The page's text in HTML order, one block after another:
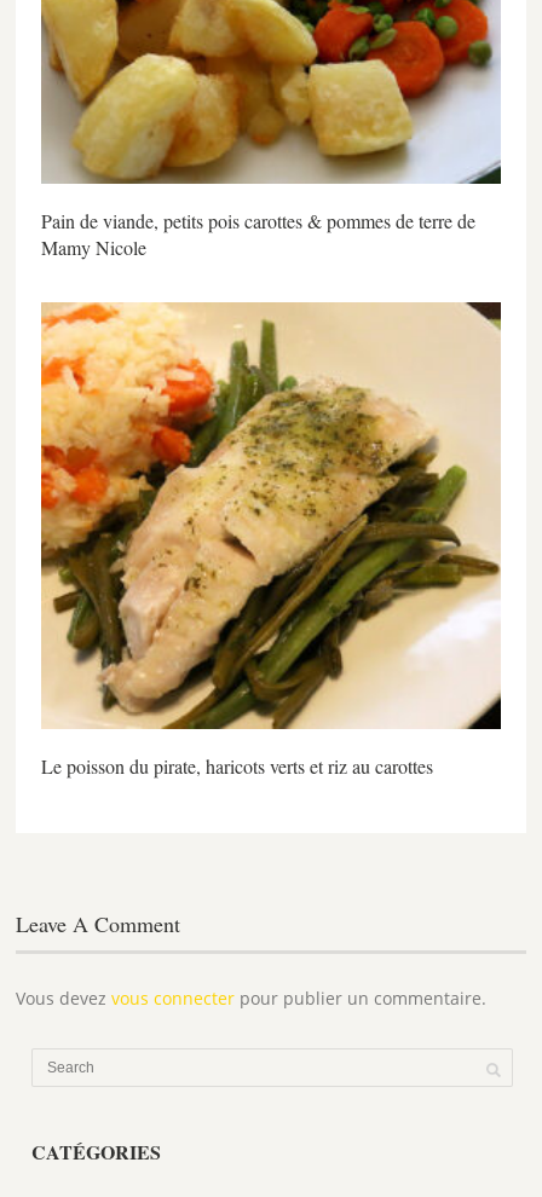
Pain de viande, petits pois carottes & pommes de terre de
Mamy Nicole
Le poisson du pirate, haricots verts et riz au carottes
Leave A Comment
Vous devezvous connecter pour publier un commentaire.
CATÉGORIES